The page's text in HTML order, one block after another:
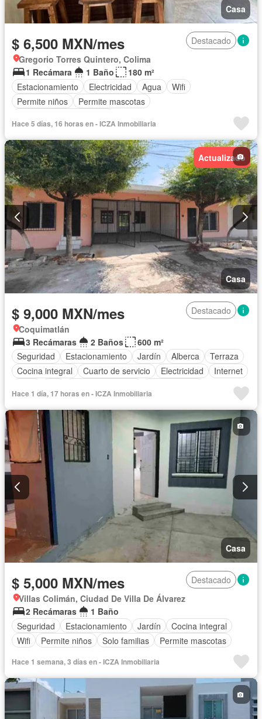
Casa
$ 6,500 MXN/mes
Destacado
Gregorio Torres Quintero, Colima
1 Recámara
1 Baño
180 m²
Estacionamiento
Electricidad Agua
Wifi
Permite niños
Permite mascotas
Hace 5 días, 16 horas en - ICZA Inmobiliaria
Actualizado
Casa
$ 9,000 MXN/mes
Destacado
Coquimatlán
3 Recámaras
2 Baños
600 m²
Seguridad
Estacionamiento Jardín Alberca
Terraza
Cocina integral
Cuarto de servicio Electricidad
Internet
Solo familias
Hace 1 día, 17 horas en - ICZA Inmobiliaria
Casa
$ 5,000 MXN/mes
Destacado
Villas Colimán, Ciudad De Villa De Álvarez
2 Recámaras
1 Baño
Seguridad
Estacionamiento Jardín
Cocina integral
Wifi
Permite niños Solo familias Permite mascotas
Hace 1 semana, 3 días en - ICZA Inmobiliaria